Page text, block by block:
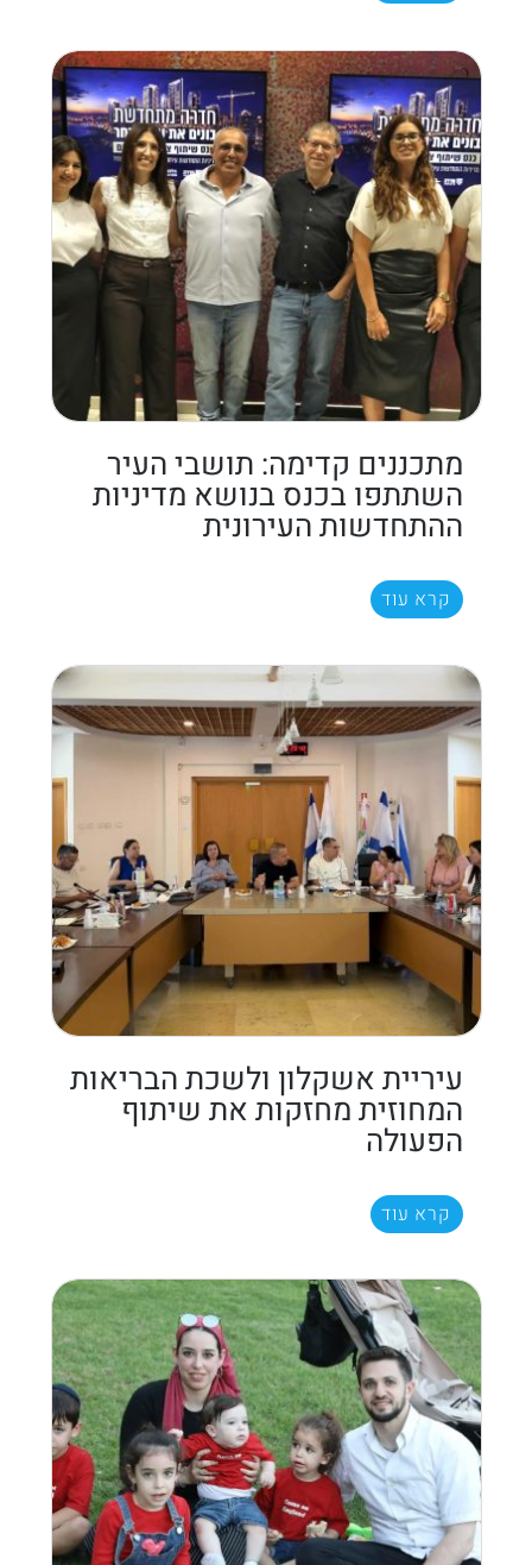
מתכננים קדימה: תושבי העיר
השתתפו בכנס בנושא מדיניות
ההתחדשות העירונית
קרא עוד
עיריית אשקלון ולשכת הבריאות
המחוזית מחזקות את שיתוף
הפעולה
קרא עוד